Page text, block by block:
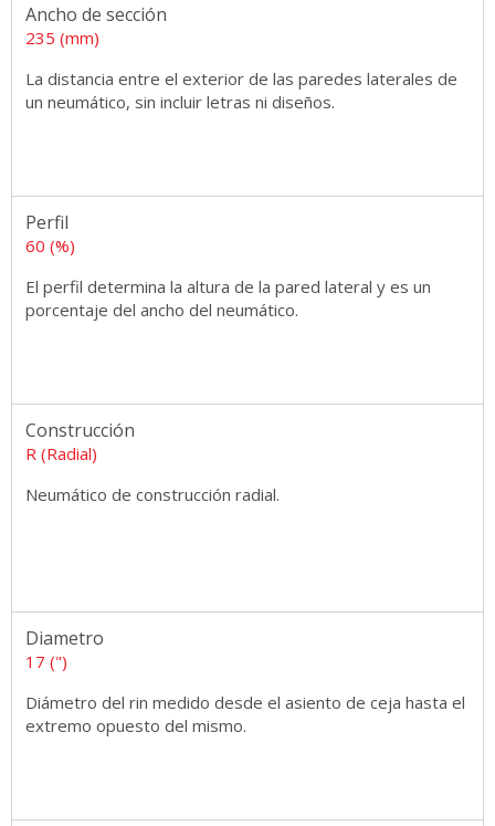
Ancho de sección
235 (mm)
La distancia entre el exterior de las paredes laterales de
un neumático, sin incluir letras ni diseños.
Perfil
60 (%)
El perfil determina la altura de la pared lateral y es un
porcentaje del ancho del neumático.
Construcción
R (Radial)
Neumático de construcción radial.
Diametro
17 (")
Diámetro del rin medido desde el asiento de ceja hasta el
extremo opuesto del mismo.